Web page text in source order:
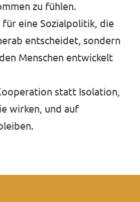
zu fühlen.
eine Sozialpolitik, die
entscheidet, sondern
Menschen entwickelt
statt Isolation,
wirken, und auf